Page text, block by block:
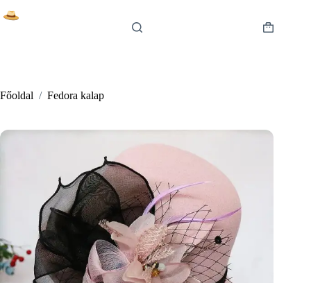
to
Shopping
Főoldal / Fedora kalap